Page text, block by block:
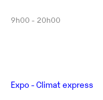
9h00 - 20h00
Expo - Climat express